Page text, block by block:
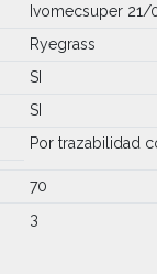
Ivomecsuper
Ryegrass
SI
SI
Por trazabilidad
70
3